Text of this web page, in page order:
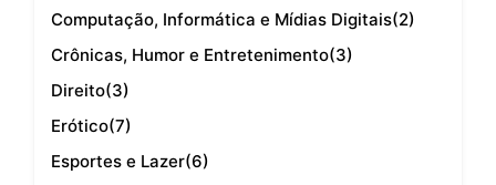
Computação, Informática e Mídias Digitais(2)
Crônicas, Humor e Entretenimento(3)
Direito(3)
Erótico(7)
Esportes e Lazer(6)